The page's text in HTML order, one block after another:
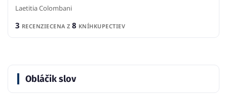
Laetitia Colombani
3 RECENZIECENA Z 8 KNÍHKUPECTIEV
Obláčik slov